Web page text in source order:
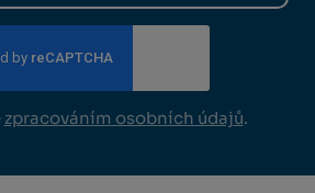
zpracováním osobních údajů.